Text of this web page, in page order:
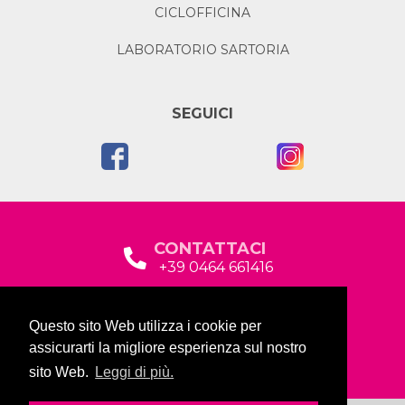
Questo sito Web utilizza i cookie per
assicurarti la migliore esperienza sul nostro
sito Web.
Leggi di più.
CICLOFFICINA
LABORATORIO SARTORIA
SEGUICI
CONTATTACI
+39 0464 661416
Via Baltera, 19
38066 Riva del Garda (TN)